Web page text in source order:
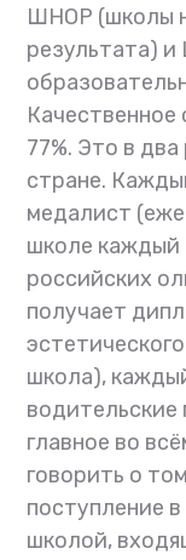
ШНОР (школы
результата)
77%. Это в
стране.
медалист
школе каждый
российских
получает
школа),
водительские
главное во
говорить о
поступление
школой,